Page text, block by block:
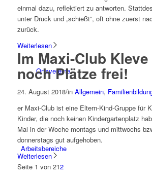
Ortsvereine
Arbeitsbereiche
einmal dazu, reflektiert zu antworten.
unter Druck und „schießt“, oft ohne zuerst
zurück.
Weiterlesen
Im Maxi-Club
noch Plätze frei!
24. August 2018/in Allgemein,
er Maxi-Club ist eine Eltern-Kind-Gruppe für
Kinder, die noch keinen Kindergartenplatz
Mal in der Woche montags und mittwochs
donnerstags gut aufgehoben.
Weiterlesen
Seite 1 von 212